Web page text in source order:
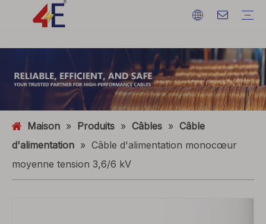
Maison » Produits » Câbles » Câble
d'alimentation » Câble d'alimentation monocœur
moyenne tension 3,6/6 kV